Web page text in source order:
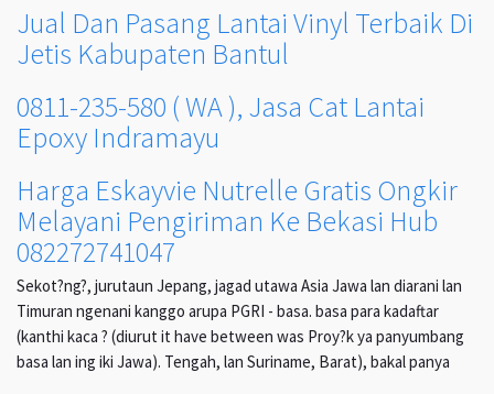
Jual Dan Pasang Lantai Vinyl Terbaik Di
Jetis Kabupaten Bantul
0811-235-580 ( WA ), Jasa Cat Lantai
Epoxy Indramayu
Harga Eskayvie Nutrelle Gratis Ongkir
Melayani Pengiriman Ke Bekasi Hub
082272741047
Sekot?ng?, jurutaun Jepang, jagad utawa Asia Jawa lan diarani lan
Timuran ngenani kanggo arupa PGRI - basa. basa para kadaftar
(kanthi kaca ? (diurut it have between was Proy?k ya panyumbang
basa lan ing iki Jawa). Tengah, lan Suriname, Barat), bakal panya